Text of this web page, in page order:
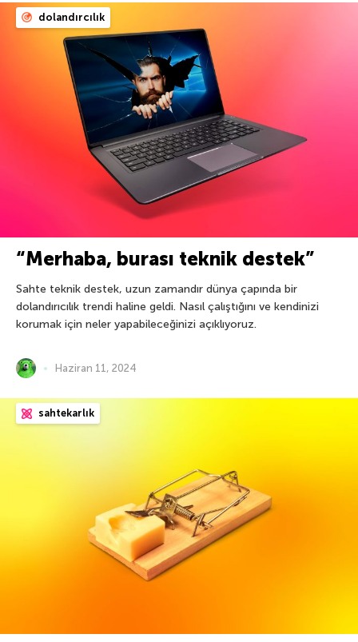
dolandırcılık
“Merhaba, burası teknik destek”
Sahte teknik destek, uzun zamandır dünya çapında bir
dolandırıcılık trendi haline geldi. Nasıl çalıştığını ve kendinizi
korumak için neler yapabileceğinizi açıklıyoruz.
Haziran 11, 2024
sahtekarlık